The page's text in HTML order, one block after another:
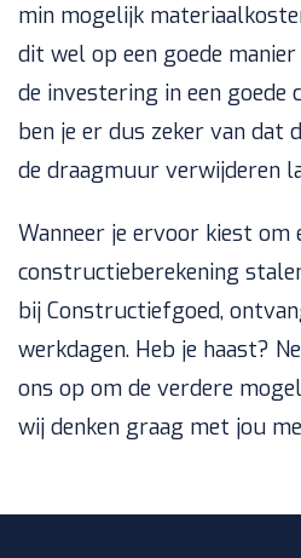
min mogelijk
dit wel op een goede
de investering in een goede
ben je er dus zeker van dat
de draagmuur verwijderen
Wanneer je ervoor kiest om
constructieberekening
bij Constructiefgoed,
werkdagen. Heb je haast?
ons op om de verdere
wij denken graag met jou